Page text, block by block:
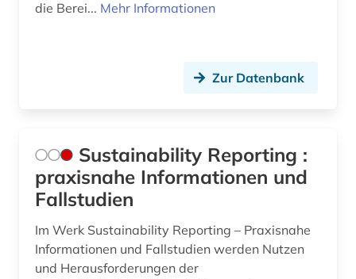
die Berei... Mehr Informationen
Zur Datenbank
Sustainability Reporting :
praxisnahe Informationen und
Fallstudien
Im Werk Sustainability Reporting – Praxisnahe
Informationen und Fallstudien werden Nutzen
und Herausforderungen der